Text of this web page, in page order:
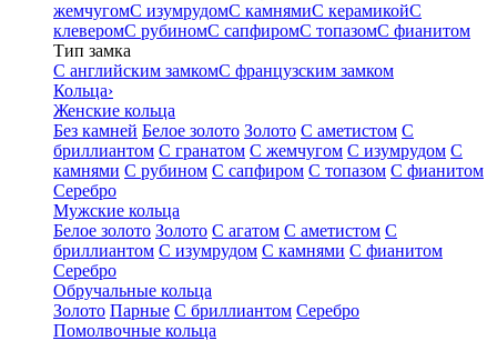
жемчугомС изумрудомС камнямиС керамикойС
клеверомС рубиномС сапфиромС топазомС фианитом
Тип замка
С английским замкомС французским замком
Кольца›
Женские кольца
Без камней Белое золото Золото С аметистом С
бриллиантом С гранатом С жемчугом С изумрудом С
камнями С рубином С сапфиром С топазом С фианитом
Серебро
Мужские кольца
Белое золото Золото С агатом С аметистом С
бриллиантом С изумрудом С камнями С фианитом
Серебро
Обручальные кольца
Золото Парные С бриллиантом Серебро
Помолвочные кольца